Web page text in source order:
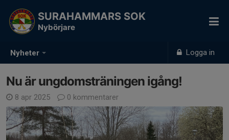
Nyheter Logga in
SURAHAMMARS SOK
Nybörjare
Nu är ungdomsträningen igång!
8 apr 2025 0 kommentarer